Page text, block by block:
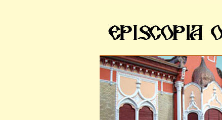
Sari
navigare